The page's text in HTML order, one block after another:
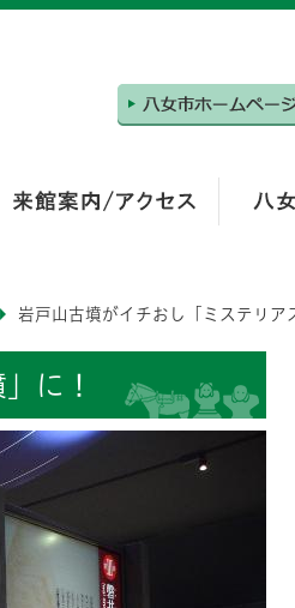
岩戸山古墳がイチおし「ミステリア
に！